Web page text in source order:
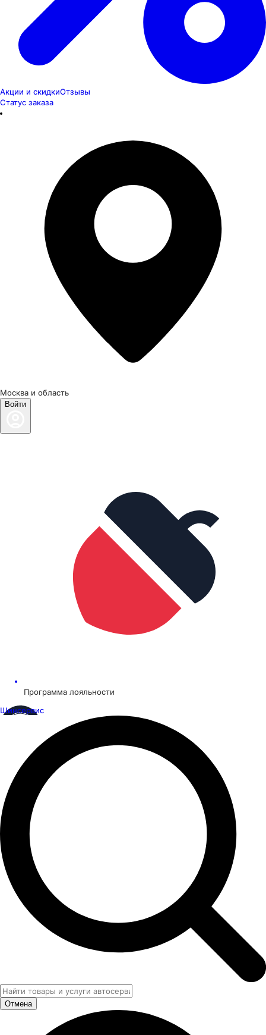
Акции и скидкиОтзывы
Статус заказа
Москва и область
Войти
Программа лояльности
Шинсервис
Отмена